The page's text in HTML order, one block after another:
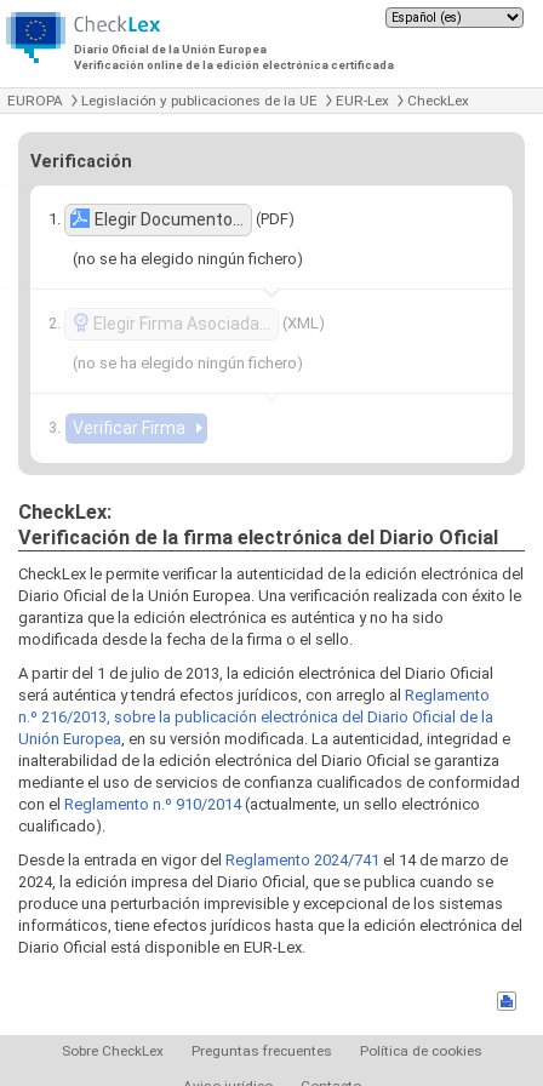
Diario Oficial de la Unión Europea
Verificación online de la edición electrónica certificada
EUROPA Legislación y publicaciones de la UE EUR-Lex CheckLex
Verificación
Elegir Documento… (PDF)
(no se ha elegido ningún fichero)
Elegir Firma Asociada… (XML)
(no se ha elegido ningún fichero)
CheckLex:
Verificación de la firma electrónica del Diario Oficial
CheckLex le permite verificar la autenticidad de la edición electrónica del
Diario Oficial de la Unión Europea. Una verificación realizada con éxito le
garantiza que la edición electrónica es auténtica y no ha sido
modificada desde la fecha de la firma o el sello.
A partir del 1 de julio de 2013, la edición electrónica del Diario Oficial
será auténtica y tendrá efectos jurídicos, con arreglo al Reglamento
n.º 216/2013, sobre la publicación electrónica del Diario Oficial de la
Unión Europea, en su versión modificada. La autenticidad, integridad e
inalterabilidad de la edición electrónica del Diario Oficial se garantiza
mediante el uso de servicios de confianza cualificados de conformidad
con el Reglamento n.º 910/2014(actualmente, un sello electrónico
cualificado).
Desde la entrada en vigor del Reglamento 2024/741 el 14 de marzo de
2024, la edición impresa del Diario Oficial, que se publica cuando se
produce una perturbación imprevisible y excepcional de los sistemas
informáticos, tiene efectos jurídicos hasta que la edición electrónica del
Diario Oficial está disponible en EUR-Lex.
Sobre CheckLex Preguntas frecuentes Política de cookies